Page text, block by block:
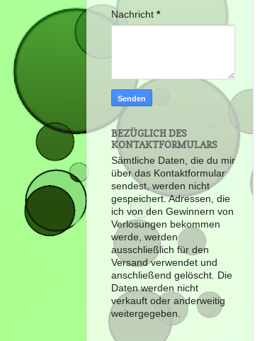
Nachricht *
BEZÜGLICH DES
KONTAKTFORMULARS
Sämtliche Daten, die du mir
über das Kontaktformular
sendest, werden nicht
gespeichert. Adressen, die
ich von den Gewinnern von
Verlosungen bekommen
werde, werden
ausschließlich für den
Versand verwendet und
anschließend gelöscht. Die
Daten werden nicht
verkauft oder anderweitig
weitergegeben.